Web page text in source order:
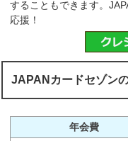
することもできます。
応援！
JAPANカードセゾン
年会費